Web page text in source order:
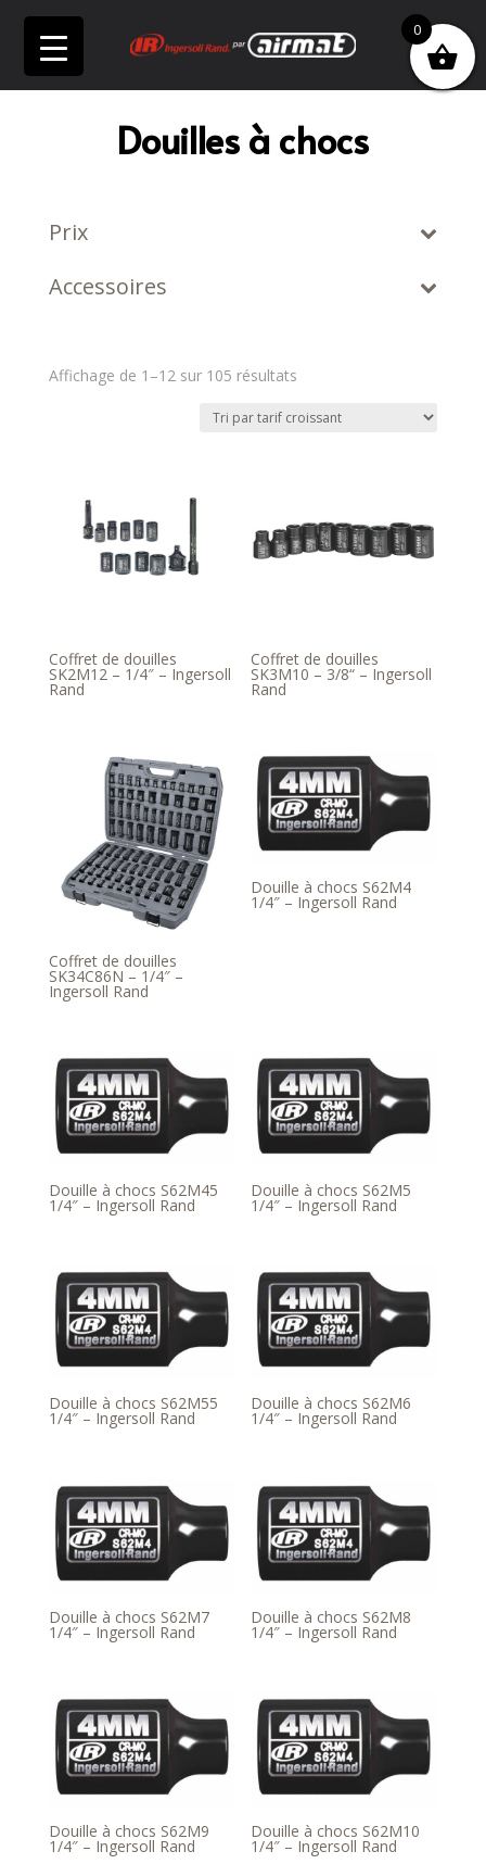
Douilles à chocs
Prix
Accessoires
Affichage de 1–12 sur 105 résultatsTrié
prix
Coffret de douilles
SK2M12 – 1/4″ – Ingersoll
Rand
Coffret de douilles
SK3M10 – 3/8“ – Ingersoll
Rand
Coffret de douilles
SK34C86N – 1/4″ –
Ingersoll Rand
Douille à chocs S62M4
1/4″ – Ingersoll Rand
Douille à chocs S62M45
1/4″ – Ingersoll Rand
Douille à chocs S62M5
1/4″ – Ingersoll Rand
Douille à chocs S62M55
1/4″ – Ingersoll Rand
Douille à chocs S62M6
1/4″ – Ingersoll Rand
Douille à chocs S62M7
1/4″ – Ingersoll Rand
Douille à chocs S62M8
1/4″ – Ingersoll Rand
Douille à chocs S62M9
1/4″ – Ingersoll Rand
Douille à chocs S62M10
1/4″ – Ingersoll Rand
0